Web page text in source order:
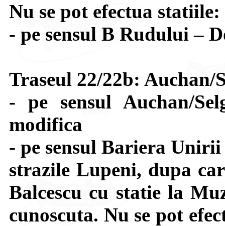
Nu se pot efectua
- pe sensul B Rudului –
Traseul 22/22b:
- pe sensul Auchan/
modifica
- pe sensul Bariera
strazile Lupeni, dupa
Balcescu cu statie la
cunoscuta. Nu se pot